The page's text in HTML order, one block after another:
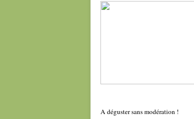
A déguster sans modération !